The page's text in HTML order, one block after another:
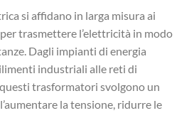
si affidano in larga misura ai
trasmettere l’elettricità in modo
Dagli impianti di energia
industriali alle reti di
trasformatori svolgono un
la tensione, ridurre le